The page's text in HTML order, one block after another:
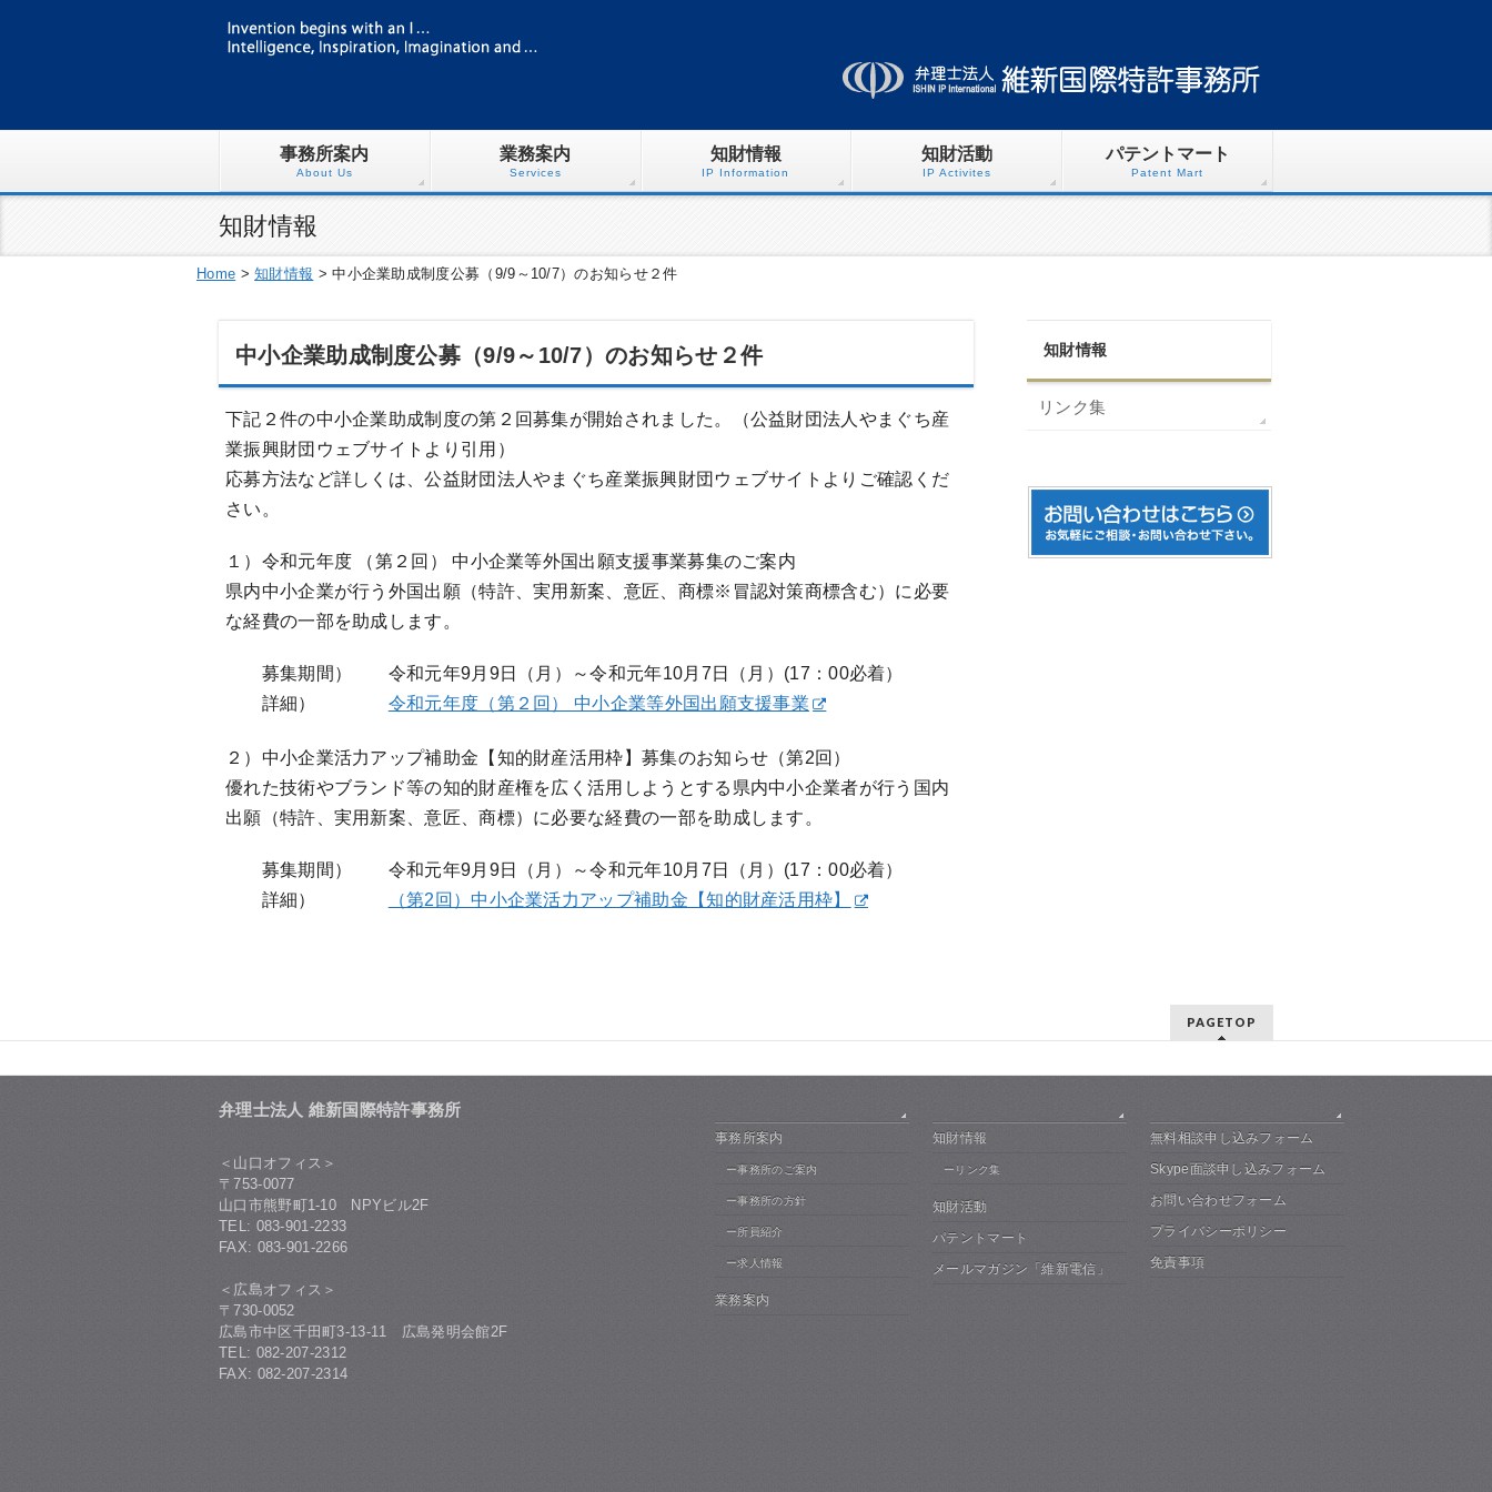
事務所案内
About Us
業務案内
Services
知財情報
IP Information
知財活動
IP Activites
パテントマート
Patent Mart
知財情報
Home >知財情報 >中小企業助成制度公募（9/9～10/7）のお知らせ２件
中小企業助成制度公募（9/9～10/7）のお知らせ２件
下記２件の中小企業助成制度の第２回募集が開始されました。（公益財団法人やまぐち産
業振興財団ウェブサイトより引用）
応募方法など詳しくは、公益財団法人やまぐち産業振興財団ウェブサイトよりご確認くだ
さい。
１）令和元年度 （第２回） 中小企業等外国出願支援事業募集のご案内
県内中小企業が行う外国出願（特許、実用新案、意匠、商標※冒認対策商標含む）に必要
な経費の一部を助成します。
募集期間） 令和元年9月9日（月）～令和元年10月7日（月）(17：00必着）
詳細） 令和元年度（第２回） 中小企業等外国出願支援事業
２）中小企業活力アップ補助金【知的財産活用枠】募集のお知らせ（第2回）
優れた技術やブランド等の知的財産権を広く活用しようとする県内中小企業者が行う国内
出願（特許、実用新案、意匠、商標）に必要な経費の一部を助成します。
募集期間） 令和元年9月9日（月）～令和元年10月7日（月）(17：00必着）
詳細）
（第2回）中小企業活力アップ補助金【知的財産活用枠】
知財情報
リンク集
PAGETOP
弁理士法人 維新国際特許事務所
＜山口オフィス＞
〒753-0077
山口市熊野町1-10 NPYビル2F
TEL: 083-901-2233
FAX: 083-901-2266
＜広島オフィス＞
〒730-0052
広島市中区千田町3-13-11 広島発明会館2F
TEL: 082-207-2312
FAX: 082-207-2314
事務所案内
ー事務所のご案内
ー事務所の方針
ー所員紹介
ー求人情報
業務案内
知財情報
ーリンク集
知財活動
パテントマート
メールマガジン「維新電信」
無料相談申し込みフォーム
Skype面談申し込みフォーム
お問い合わせフォーム
プライバシーポリシー
免責事項